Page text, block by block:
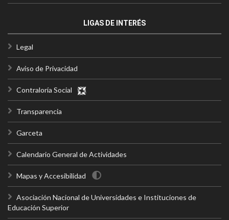
LIGAS DE INTERÉS
Legal
Aviso de Privacidad
Contraloría Social
Transparencia
Garceta
Calendario General de Actividades
Mapas y Accesibilidad
Asociación Nacional de Universidades e Instituciones de
Educación Superior